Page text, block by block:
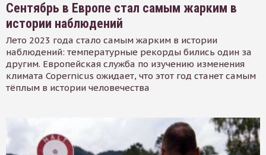
Сентябрь в Европе стал самым жарким в
истории наблюдений
Лето 2023 года стало самым жарким в истории
наблюдений: температурные рекорды бились один за
другим. Европейская служба по изучению изменения
климата Copernicus ожидает, что этот год станет самым
тёплым в истории человечества